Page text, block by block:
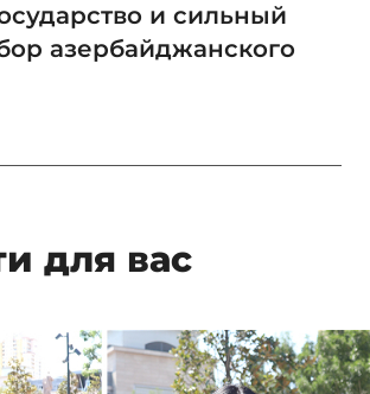
и сильный
азербайджанского
для вас